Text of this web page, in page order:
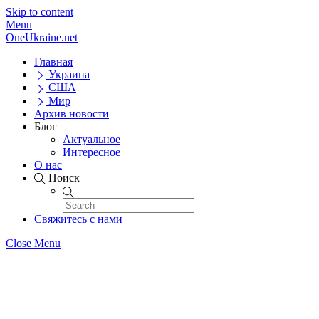
Skip to content
Menu
OneUkraine.net
Главная
Украина
США
Мир
Архив новости
Блог
Актуальное
Интересное
О нас
Поиск
Свяжитесь с нами
Close Menu